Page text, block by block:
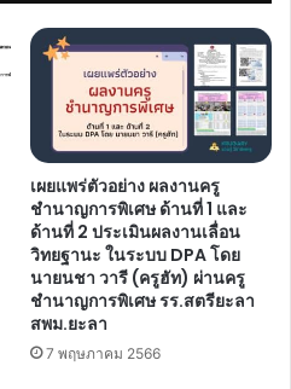
เผยแพร่ตัวอย่าง ผลงานครู
ชำนาญการพิเศษ ด้านที่ 1 และ
ด้านที่ 2 ประเมินผลงานเลื่อน
วิทยฐานะ ในระบบ DPA โดย
นายนชา วารี (ครูฮัท) ผ่านครู
ชำนาญการพิเศษ รร.สตรียะลา
สพม.ยะลา
7 พฤษภาคม 2566